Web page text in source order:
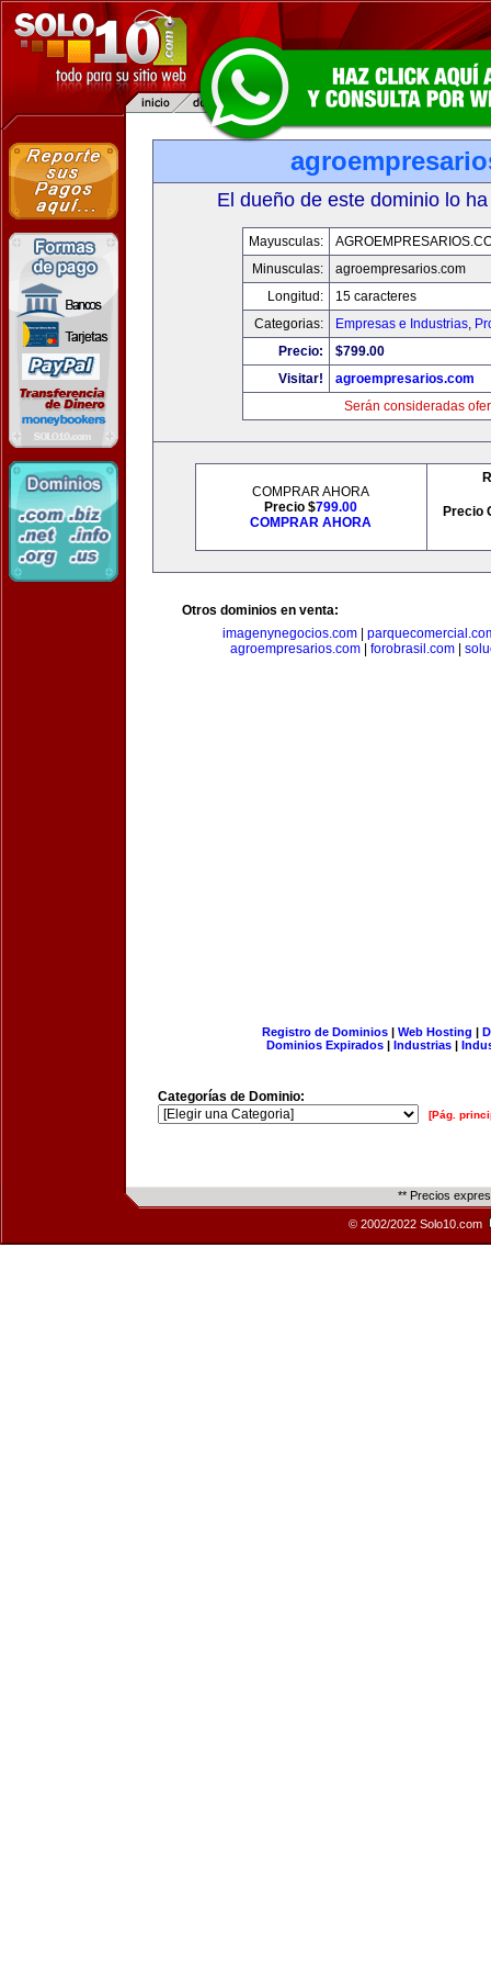
El dueño de este dominio lo
Mayusculas:
Minusculas:
agroempresarios.com
Longitud:
15 caracteres
Categorias:
Empresas e Industrias,
Precio:
$799.00
Visitar!
agroempresarios.com
Serán consideradas
COMPRAR AHORA
Precio $799.00
COMPRAR AHORA
Precio
Otros dominios en venta:
imagenynegocios.com
agroempresarios.com| forobrasil.com|
Registro de Dominios| Web Hosting |
Dominios Expirados | Industrias |
Categorías de Dominio:
[Pág.
** Precios
© 2002/2022 Solo10.com